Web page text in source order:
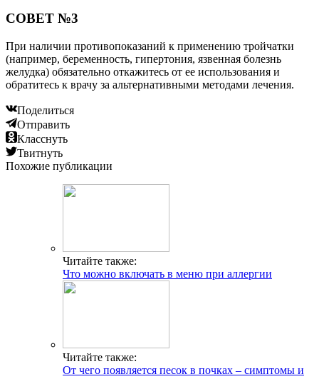
СОВЕТ №3
При наличии противопоказаний к применению тройчатки
(например, беременность, гипертония, язвенная болезнь
желудка) обязательно откажитесь от ее использования и
обратитесь к врачу за альтернативными методами лечения.
Поделиться
Отправить
Класснуть
Твитнуть
Похожие публикации
Читайте также:
Что можно включать в меню при аллергии
Читайте также:
От чего появляется песок в почках – симптомы и